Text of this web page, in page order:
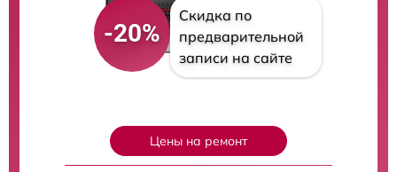
-20%
Скидка по
предварительной
записи на сайте
Цены на ремонт